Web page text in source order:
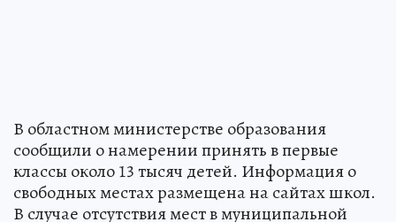
В областном министерстве образования
сообщили о намерении принять в первые
классы около 13 тысяч детей. Информация о
свободных местах размещена на сайтах школ.
В случае отсутствия мест в муниципальной